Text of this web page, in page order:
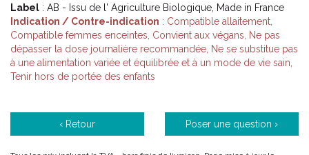
Label : AB - Issu de l' Agriculture Biologique, Made in France
Indication / Contre-indication : Compatible allaitement,
Compatible femmes enceintes, Convient aux végans, Ne pas
dépasser la dose journalière recommandée, Ne se substitue pas
à une alimentation variée et équilibrée et à un mode de vie sain,
Tenir hors de portée des enfants
‹ Retour Poser une question ›